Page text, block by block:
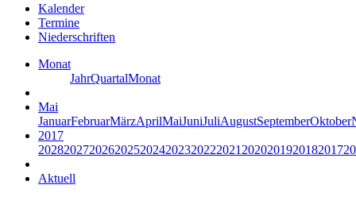
Kalender
Termine
Niederschriften
Monat
JahrQuartalMonat
Mai
JanuarFebruarMärzAprilMaiJuniJuliAugustSeptemberOktober
2017
20282027202620252024202320222021 2020201920182017
Aktuell